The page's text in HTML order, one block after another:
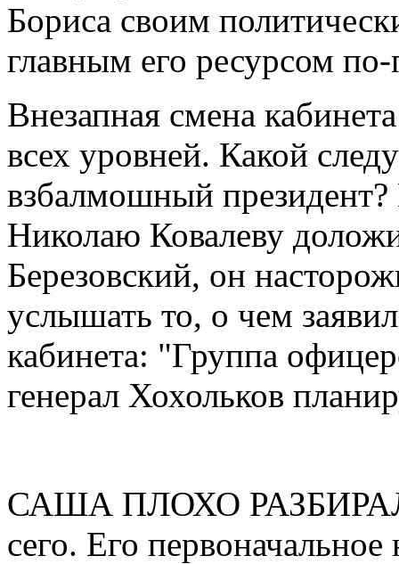
Бориса своим
главным его ресурсом
Внезапная смена
всех уровней. Какой
взбалмошный
Николаю Ковалеву
Березовский, он
услышать то, о чем
кабинета: "Группа
генерал Хохольков
САША ПЛОХО
сего. Его